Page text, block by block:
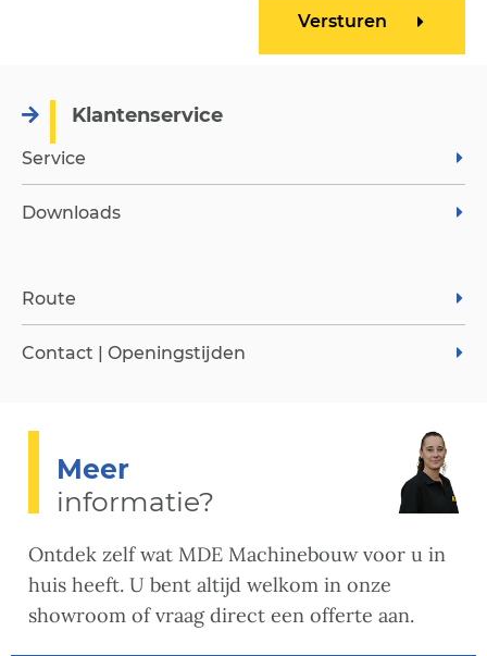
Klantenservice
Service
Downloads
Route
Contact | Openingstijden
Meer
informatie?
Ontdek zelf wat MDE Machinebouw voor u in
huis heeft. U bent altijd welkom in onze
showroom of vraag direct een offerte aan.